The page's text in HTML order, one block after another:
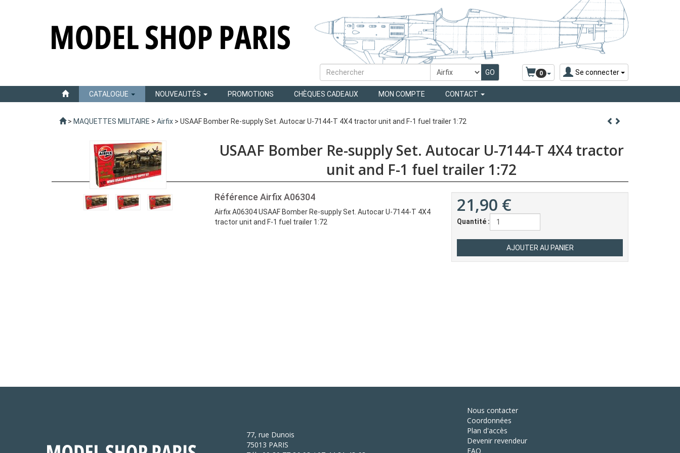
Se connecter
0
CATALOGUE NOUVEAUTÉS PROMOTIONS CHÈQUES CADEAUX MON COMPTE CONTACT
> MAQUETTES MILITAIRE > Airfix > USAAF Bomber Re-supply Set. Autocar U-7144-T 4X4 tractor unit and F-1 fuel trailer 1:72
USAAF Bomber Re-supply Set. Autocar U-7144-T 4X4 tractor
unit and F-1 fuel trailer 1:72
21,90 €
Quantité :
Référence Airfix A06304
Airfix A06304 USAAF Bomber Re-supply Set. Autocar U-7144-T 4X4
tractor unit and F-1 fuel trailer 1:72
77, rue Dunois
75013 PARIS
Nous contacter
Coordonnées
Plan d'accès
Devenir revendeur
FAQ